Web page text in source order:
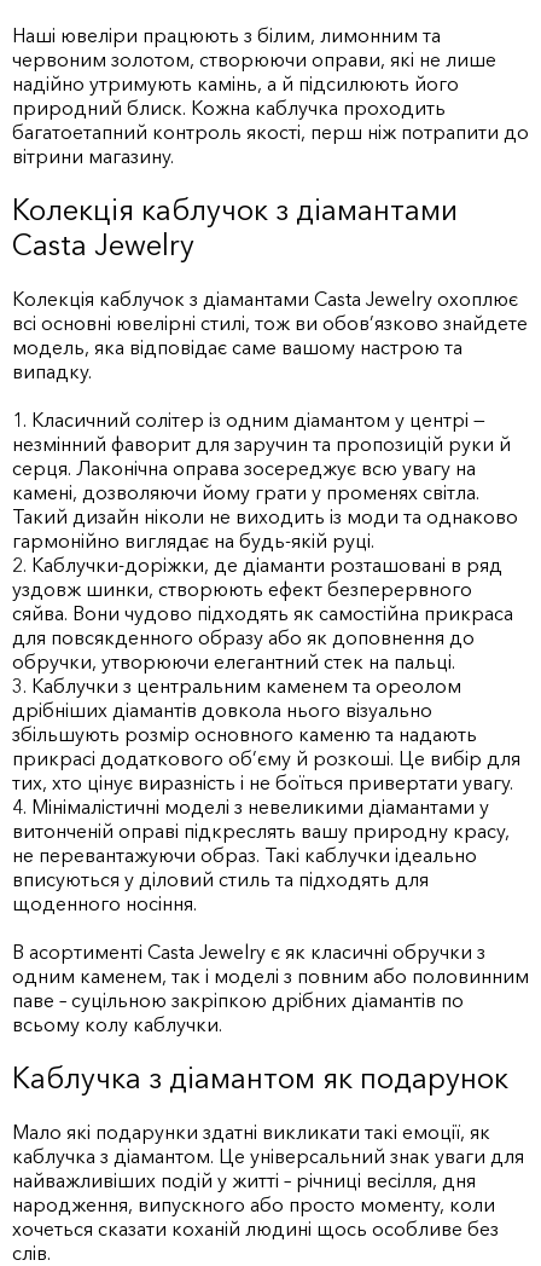
Наші ювеліри працюють з білим, лимонним та
червоним золотом, створюючи оправи, які не лише
надійно утримують камінь, а й підсилюють його
природний блиск. Кожна каблучка проходить
багатоетапний контроль якості, перш ніж потрапити до
вітрини магазину.
Колекція каблучок з діамантами
Casta Jewelry
Колекція каблучок з діамантами Casta Jewelry охоплює
всі основні ювелірні стилі, тож ви обов’язково знайдете
модель, яка відповідає саме вашому настрою та
випадку.
1. Класичний солітер із одним діамантом у центрі —
незмінний фаворит для заручин та пропозицій руки й
серця. Лаконічна оправа зосереджує всю увагу на
камені, дозволяючи йому грати у променях світла.
Такий дизайн ніколи не виходить із моди та однаково
гармонійно виглядає на будь-якій руці.
2. Каблучки-доріжки, де діаманти розташовані в ряд
уздовж шинки, створюють ефект безперервного
сяйва. Вони чудово підходять як самостійна прикраса
для повсякденного образу або як доповнення до
обручки, утворюючи елегантний стек на пальці.
3. Каблучки з центральним каменем та ореолом
дрібніших діамантів довкола нього візуально
збільшують розмір основного каменю та надають
прикрасі додаткового об’єму й розкоші. Це вибір для
тих, хто цінує виразність і не боїться привертати увагу.
4. Мінімалістичні моделі з невеликими діамантами у
витонченій оправі підкреслять вашу природну красу,
не перевантажуючи образ. Такі каблучки ідеально
вписуються у діловий стиль та підходять для
щоденного носіння.
В асортименті Casta Jewelry є як класичні обручки з
одним каменем, так і моделі з повним або половинним
паве – суцільною закріпкою дрібних діамантів по
всьому колу каблучки.
Каблучка з діамантом як подарунок
Мало які подарунки здатні викликати такі емоції, як
каблучка з діамантом. Це універсальний знак уваги для
найважливіших подій у житті – річниці весілля, дня
народження, випускного або просто моменту, коли
хочеться сказати коханій людині щось особливе без
слів.